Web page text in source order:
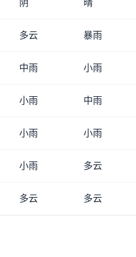
阴 晴
多云 暴雨
中雨 小雨
小雨 中雨
小雨 小雨
小雨 多云
多云 多云